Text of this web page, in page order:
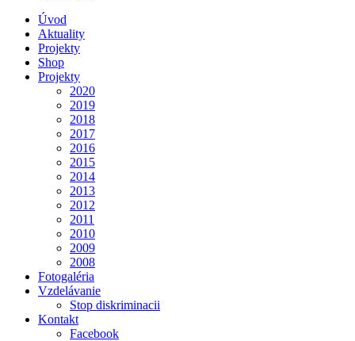
Úvod
Aktuality
Projekty
Shop
Projekty
2020
2019
2018
2017
2016
2015
2014
2013
2012
2011
2010
2009
2008
Fotogaléria
Vzdelávanie
Stop diskriminacii
Kontakt
Facebook